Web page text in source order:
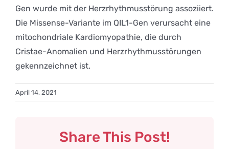
Gen wurde mit der Herzrhythmusstörung assoziiert.
Die Missense-Variante im QIL1-Gen verursacht eine
mitochondriale Kardiomyopathie, die durch
Cristae-Anomalien und Herzrhythmusstörungen
gekennzeichnet ist.
April 14, 2021
Share This Post!